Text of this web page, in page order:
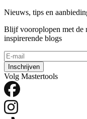
Nieuws, tips en
Blijf vooroplopen met de
inspirerende blogs
Inschrijven
Volg Mastertools